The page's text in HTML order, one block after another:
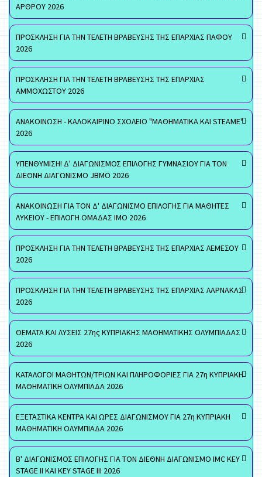
ΑΡΘΡΟΥ 2026
ΠΡΟΣΚΛΗΣΗ ΓΙΑ ΤΗΝ ΤΕΛΕΤΗ ΒΡΑΒΕΥΣΗΣ ΤΗΣ ΕΠΑΡΧΙΑΣ ΠΑΦΟΥ
2026
ΠΡΟΣΚΛΗΣΗ ΓΙΑ ΤΗΝ ΤΕΛΕΤΗ ΒΡΑΒΕΥΣΗΣ ΤΗΣ ΕΠΑΡΧΙΑΣ
ΑΜΜΟΧΩΣΤΟΥ 2026
ΑΝΑΚΟΙΝΩΣΗ - ΚΑΛΟΚΑΙΡΙΝΟ ΣΧΟΛΕΙΟ "ΜΑΘΗΜΑΤΙΚΑ ΚΑΙ STEAME"
2026
ΥΠΕΝΘΥΜΙΣΗ! Δ' ΔΙΑΓΩΝΙΣΜΟΣ ΕΠΙΛΟΓΗΣ ΓΥΜΝΑΣΙΟΥ ΓΙΑ ΤΟΝ
ΔΙΕΘΝΗ ΔΙΑΓΩΝΙΣΜΟ JBMO 2026
ΑΝΑΚΟΙΝΩΣΗ ΓΙΑ ΤΟΝ Δ' ΔΙΑΓΩΝΙΣΜΟ ΕΠΙΛΟΓΗΣ ΓΙΑ ΜΑΘΗΤΕΣ
ΛΥΚΕΙΟΥ - ΕΠΙΛΟΓΗ ΟΜΑΔΑΣ ΙΜΟ 2026
ΠΡΟΣΚΛΗΣΗ ΓΙΑ ΤΗΝ ΤΕΛΕΤΗ ΒΡΑΒΕΥΣΗΣ ΤΗΣ ΕΠΑΡΧΙΑΣ ΛΕΜΕΣΟΥ
2026
ΠΡΟΣΚΛΗΣΗ ΓΙΑ ΤΗΝ ΤΕΛΕΤΗ ΒΡΑΒΕΥΣΗΣ ΤΗΣ ΕΠΑΡΧΙΑΣ ΛΑΡΝΑΚΑΣ
2026
ΘΕΜΑΤΑ ΚΑΙ ΛΥΣΕΙΣ 27ης ΚΥΠΡΙΑΚΗΣ ΜΑΘΗΜΑΤΙΚΗΣ ΟΛΥΜΠΙΑΔΑΣ
2026
ΚΑΤΑΛΟΓΟΙ ΜΑΘΗΤΩΝ/ΤΡΙΩΝ ΚΑΙ ΠΛΗΡΟΦΟΡΙΕΣ ΓΙΑ 27η ΚΥΠΡΙΑΚΗ
ΜΑΘΗΜΑΤΙΚΗ ΟΛΥΜΠΙΑΔΑ 2026
ΕΞΕΤΑΣΤΙΚΑ ΚΕΝΤΡΑ ΚΑΙ ΩΡΕΣ ΔΙΑΓΩΝΙΣΜΟΥ ΓΙΑ 27η ΚΥΠΡΙΑΚΗ
ΜΑΘΗΜΑΤΙΚΗ ΟΛΥΜΠΙΑΔΑ 2026
Β' ΔΙΑΓΩΝΙΣΜΟΣ ΕΠΙΛΟΓΗΣ ΓΙΑ ΤΟΝ ΔΙΕΘΝΗ ΔΙΑΓΩΝΙΣΜΟ IMC KEY
STAGE II ΚΑΙ KEY STAGE III 2026